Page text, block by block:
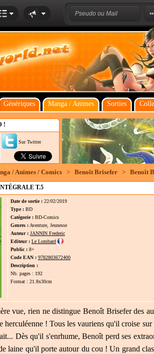
Génériques Manga / Animes Sorties
!
Sur Twitter
/ Animes / Comics > Benoît Brisefer > Benoît
T.5
Date de sortie : 22/02/2019
Type : BD
Catégorie : BD-Comics
Genres : Aventure, Jeunesse
Auteur : JANNIN Frederic
Editeur : Le Lombard
Public : 8+
Code EAN : 9782803672400
Description :
Nb. pages : 192
Format : 21.8x30cm
vue, rien ne distingue Benoît Brisefer des
herculéenne ! Tous les vauriens qu'il croise
Dès qu'il s'enrhume, Benoît perd ses
laine qu'il porte autour du cou ! Un grand